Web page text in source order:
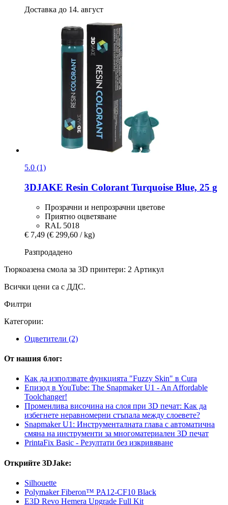
Доставка до 14. август
5.0 (1)
3DJAKE Resin Colorant Turquoise Blue, 25 g
Прозрачни и непрозрачни цветове
Приятно оцветяване
RAL 5018
€ 7,49 (€ 299,60 / kg)
Разпродадено
Тюркоазена смола за 3D принтери: 2 Артикул
Всички цени са с ДДС.
Филтри
Категории:
Оцветители (2)
От нашия блог:
Как да използвате функцията "Fuzzy Skin" в Cura
Епизод в YouTube: The Snapmaker U1 - An Affordable
Toolchanger!
Променлива височина на слоя при 3D печат: Как да
избегнете неравномерни стъпала между слоевете?
Snapmaker U1: Инструменталната глава с автоматична
смяна на инструменти за многоматериален 3D печат
PrintaFix Basic - Резултати без изкривяване
Открийте 3DJake:
Silhouette
Polymaker Fiberon™ PA12-CF10 Black
E3D Revo Hemera Upgrade Full Kit